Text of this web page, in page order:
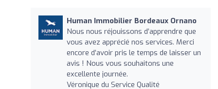
Human Immobilier Bordeaux Ornano
Nous nous réjouissons d’apprendre que
vous avez apprécié nos services. Merci
encore d’avoir pris le temps de laisser un
avis ! Nous vous souhaitons une
excellente journée.
Véronique du Service Qualité